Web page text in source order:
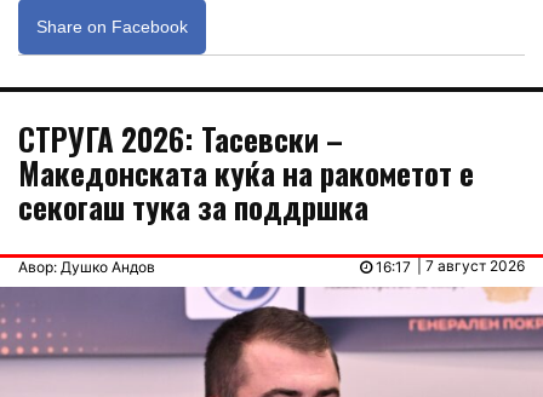
Share on Facebook
СТРУГА 2026: Тасевски –
Македонската куќа на ракометот е
секогаш тука за поддршка
Авор: Душко Андов | 7 август 2026
16:17